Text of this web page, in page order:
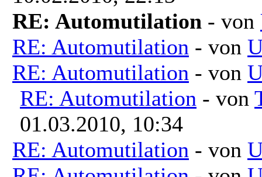
RE: Automutilation - von
RE: Automutilation - von
RE: Automutilation - von
RE: Automutilation - von
01.03.2010, 10:34
RE: Automutilation - von